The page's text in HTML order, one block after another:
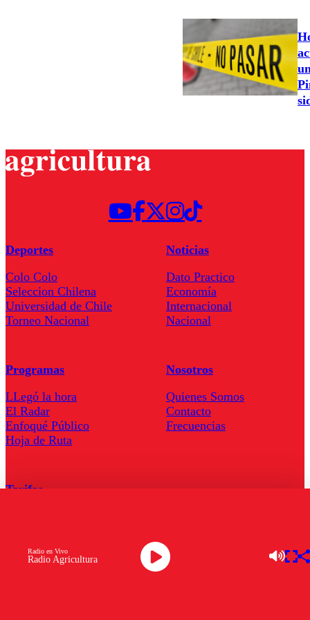
Radio Agricultura
Radio en Vivo
Deportes
Colo Colo
Seleccion Chilena
Universidad de Chile
Torneo Nacional
Noticias
Dato Practico
Economía
Internacional
Nacional
Programas
LLegó la hora
El Radar
Enfoqué Público
Hoja de Ruta
Nosotros
Quienes Somos
Contacto
Frecuencias
Tarifas